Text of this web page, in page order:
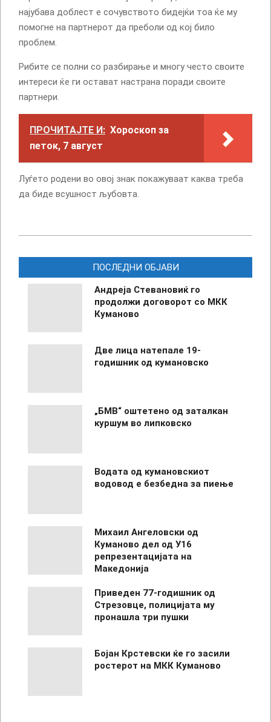
најубава доблест е сочувството бидејќи тоа ќе му
помогне на партнерот да преболи од кој било
проблем.
Рибите се полни со разбирање и многу често своите
интереси ќе ги остават настрана поради своите
партнери.
ПРОЧИТАЈТЕ И: Хороскоп за
петок, 7 август
Луѓето родени во овој знак покажуваат каква треба
да биде всушност љубовта.
07-
ПОСЛЕДНИ ОБЈАВИ
Андреја Стевановиќ го
продолжи договорот со МКК
Куманово
Две лица натепале 19-
годишник од кумановско
„БМВ“ оштетено од заталкан
куршум во липковско
Водата од кумановскиот
водовод е безбедна за пиење
Михаил Ангеловски од
Куманово дел од У16
репрезентацијата на
Македонија
Приведен 77-годишник од
Стрезовце, полицијата му
пронашла три пушки
Бојан Крстевски ќе го засили
ростерот на МКК Куманово